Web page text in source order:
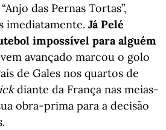
das Pernas Tortas”,
imediatamente. Já Pelé
impossível para alguém
avançado marcou o golo
de Gales nos quartos de
diante da França nas meias-
obra-prima para a decisão